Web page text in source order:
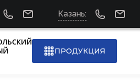
Казань:
ПРОДУКЦИЯ